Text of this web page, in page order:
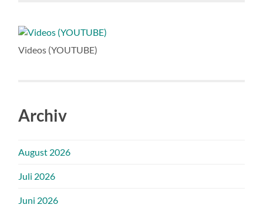
Videos (YOUTUBE)
Archiv
August 2026
Juli 2026
Juni 2026